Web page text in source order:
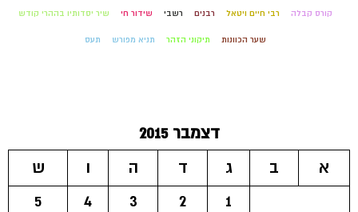
קורס קבלה רבי חיים ויטאל רבנים רשבי שידור חי שיר יסדותיו בההרי קודש
שער הכוונות תיקוני הזהר תניא מפורש תעס
דצמבר 2015
א
ב ג ד ה ו
ש
1
2
3
4
5